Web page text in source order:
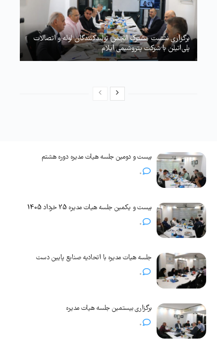
برگزاری نشست مشترک انجمن تولیدکنندگان لوله و اتصالات
پلی‌اتیلن با شرکت پتروشیمی ایلام
بیست و دومین جلسه هیات مدیره دوره هشتم
0
بیست و یکمین جلسه هیات مدیره 25 خرداد 1405
0
جلسه هیات مدیره با اتحادیه صنایع پایین دست
0
برگزاری بیستمین جلسه هیات مدیره
0